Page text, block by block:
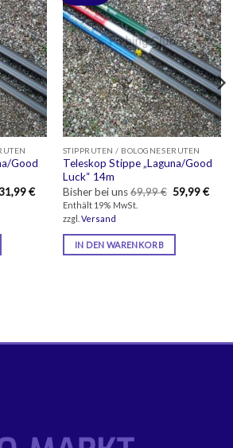
Good
Preis
€Aktueller
31,99 €.
STIPPRUTEN / BOLOGNESERUTEN
Teleskop Stippe „Laguna/Good
Luck“ 14m
Bisher bei uns 69,99€
Preis
59,99€
Enthält 19% MwSt.
zzgl. Versand
IN DEN WARENKORB